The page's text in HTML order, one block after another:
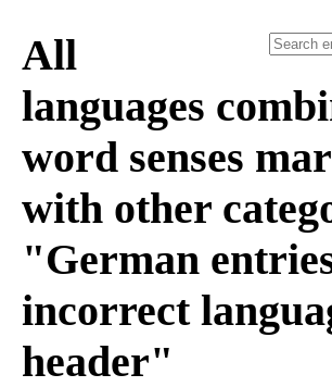
All
languages
word senses
with other
"German
incorrect
header"